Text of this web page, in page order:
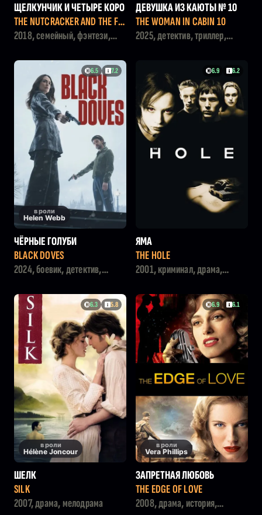
ЩЕЛКУНЧИК И ЧЕТЫРЕ КОРО
ЛЕВСТВА
THE NUTCRACKER AND THE FO
UR REALMS
2018, семейный, фэнтези,
ДЕВУШКА ИЗ КАЮТЫ № 10
THE WOMAN IN CABIN 10
2025, детектив, триллер,
6.5 7.2
в роли
Helen Webb
ЧЁРНЫЕ ГОЛУБИ
BLACK DOVES
2024, боевик, детектив,
6.9 6.2
ЯМА
THE HOLE
2001, криминал, драма,
6.3 5.8
в роли
Hélène Joncour
ШЕЛК
SILK
2007, драма, мелодрама
6.9 6.1
в роли
Vera Phillips
ЗАПРЕТНАЯ ЛЮБОВЬ
THE EDGE OF LOVE
2008, драма, история,